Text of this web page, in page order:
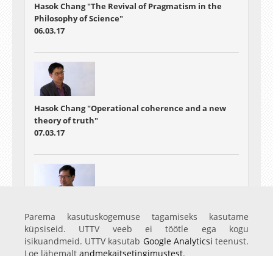
Hasok Chang "The Revival of Pragmatism in the
Philosophy of Science"
06.03.17
Hasok Chang "Operational coherence and a new
theory of truth"
07.03.17
Hasok Chang "Realism for realistic people"
08.03.17
Parema kasutuskogemuse tagamiseks kasutame
küpsiseid. UTTV veeb ei töötle ega kogu
isikuandmeid. UTTV kasutab Google Analyticsi teenust.
Loe lähemalt andmekaitsetingimustest.